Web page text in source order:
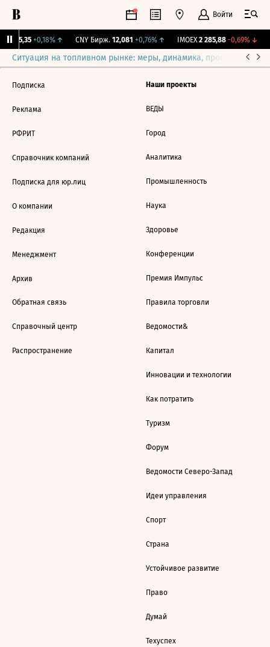
Войти
115,35 +0,18%↑ CNY Бирж. 12,081 +0,76%↑ IMOEX 2 285,88 -0,69%↓
Ситуация на топливном рынке: меры, динамика, прогнозы
Подписка
Реклама
РФРИТ
Справочник компаний
Подписка для юр.лиц
О компании
Редакция
Менеджмент
Архив
Обратная связь
Справочный центр
Распространение
Наши проекты
ВЕДЫ
Город
Аналитика
Промышленность
Наука
Здоровье
Конференции
Премия Импульс
Правила торговли
Ведомости&
Капитал
Инновации и технологии
Как потратить
Туризм
Форум
Ведомости Северо-Запад
Идеи управления
Спорт
Страна
Устойчивое развитие
Право
Думай
Техуспех